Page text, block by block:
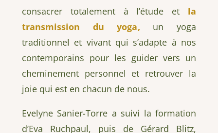
consacrer totalement à l’étude et la
transmission du yoga, un yoga
traditionnel et vivant qui s’adapte à nos
contemporains pour les guider vers un
cheminement personnel et retrouver la
joie qui est en chacun de nous.
Evelyne Sanier-Torre a suivi la formation
d’Eva Ruchpaul, puis de Gérard Blitz,